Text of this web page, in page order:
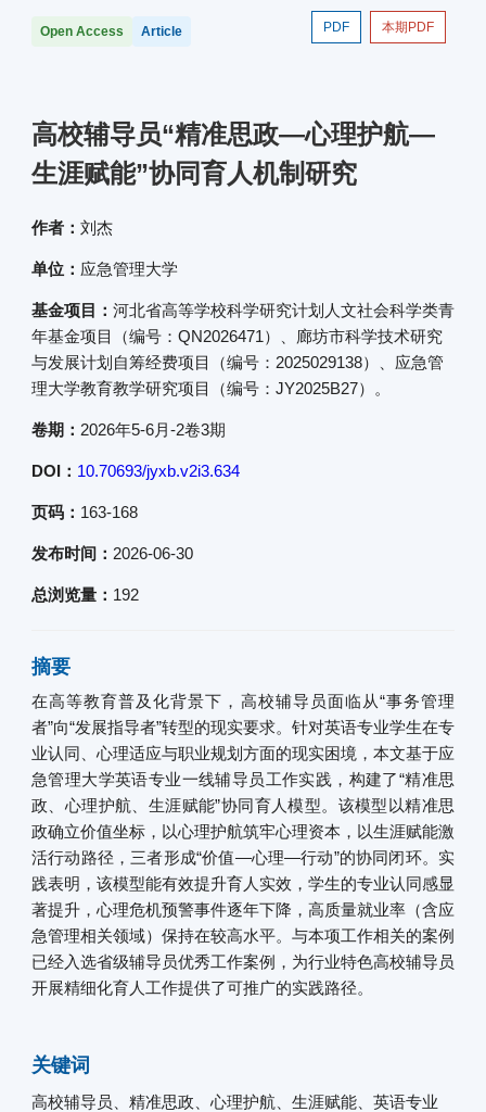
PDF 本期PDF
Open Access Article
高校辅导员“精准思政—心理护航—
生涯赋能”协同育人机制研究
作者： 刘杰
单位： 应急管理大学
基金项目： 河北省高等学校科学研究计划人文社会科学类青
年基金项目（编号：QN2026471）、廊坊市科学技术研究
与发展计划自筹经费项目（编号：2025029138）、应急管
理大学教育教学研究项目（编号：JY2025B27）。
卷期： 2026年5-6月-2卷3期
DOI： 10.70693/jyxb.v2i3.634
页码： 163-168
发布时间： 2026-06-30
总浏览量： 192
摘要
在高等教育普及化背景下，高校辅导员面临从“事务管理
者”向“发展指导者”转型的现实要求。针对英语专业学生在专
业认同、心理适应与职业规划方面的现实困境，本文基于应
急管理大学英语专业一线辅导员工作实践，构建了“精准思
政、心理护航、生涯赋能”协同育人模型。该模型以精准思
政确立价值坐标，以心理护航筑牢心理资本，以生涯赋能激
活行动路径，三者形成“价值—心理—行动”的协同闭环。实
践表明，该模型能有效提升育人实效，学生的专业认同感显
著提升，心理危机预警事件逐年下降，高质量就业率（含应
急管理相关领域）保持在较高水平。与本项工作相关的案例
已经入选省级辅导员优秀工作案例，为行业特色高校辅导员
开展精细化育人工作提供了可推广的实践路径。
关键词
高校辅导员、精准思政、心理护航、生涯赋能、英语专业